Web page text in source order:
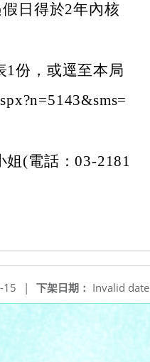
日得於2年內核
1份，或逕至本局
姐(電話：03-2181
下架日期： Invalid date
15 |